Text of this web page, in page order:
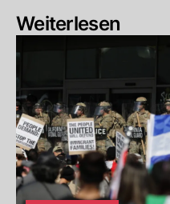
Weiterlesen